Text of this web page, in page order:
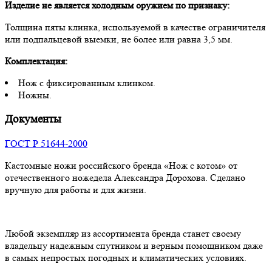
Изделие не является холодным оружием по признаку:
Толщина пяты клинка, используемой в качестве ограничителя
или подпальцевой выемки, не более или равна 3,5 мм.
Комплектация:
Нож с фиксированным клинком.
Ножны.
Документы
ГОСТ Р 51644-2000
Кастомные ножи российского бренда «Нож с котом» от
отечественного ножедела Александра Дорохова. Сделано
вручную для работы и для жизни.
Любой экземпляр из ассортимента бренда станет своему
владельцу надежным спутником и верным помощником даже
в самых непростых погодных и климатических условиях.